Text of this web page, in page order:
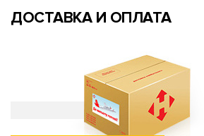
ДОСТАВКА И ОПЛАТА